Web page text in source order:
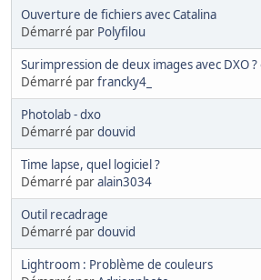
Ouverture de fichiers avec Catalina
Démarré par Polyfilou
Surimpression de deux images avec DXO
Démarré parfrancky4_
Photolab - dxo
Démarré pardouvid
Time lapse, quel logiciel ?
Démarré paralain3034
Outil recadrage
Démarré pardouvid
Lightroom : Problème de couleurs